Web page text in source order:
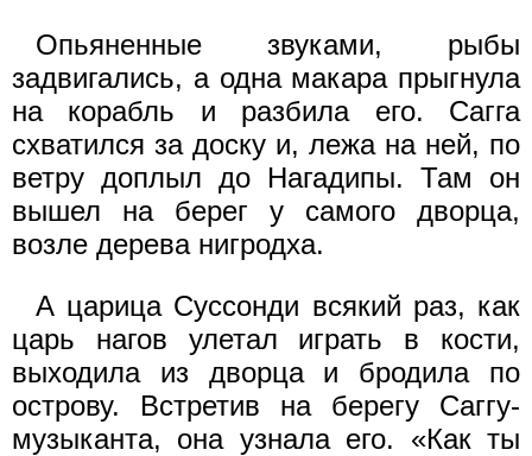
Опьяненные звуками, рыбы
задвигались, а одна макара прыгнула
на корабль и разбила его. Сагга
схватился за доску и, лежа на ней, по
ветру доплыл до Нагадипы. Там он
вышел на берег у самого дворца,
возле дерева нигродха.
А царица Суссонди всякий раз, как
царь нагов улетал играть в кости,
выходила из дворца и бродила по
острову. Встретив на берегу Саггу-
музыканта, она узнала его. «Как ты